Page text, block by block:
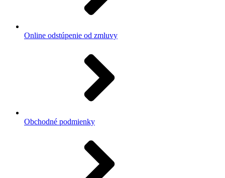
Online odstúpenie od zmluvy
Obchodné podmienky